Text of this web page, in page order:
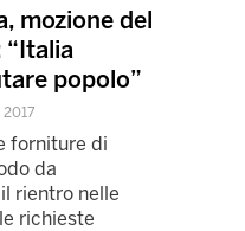
mozione del
“Italia
popolo”
2017
forniture di
da
rientro nelle
richieste